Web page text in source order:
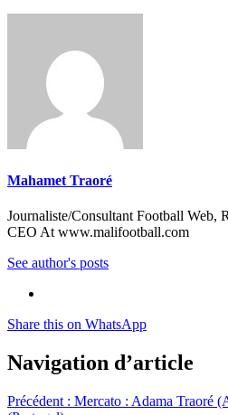
Mahamet Traoré
Journaliste/Consultant Football Web,
CEO At www.malifootball.com
See author's posts
Share this on WhatsApp
Navigation d’article
Précédent : Mercato : Adama Traoré